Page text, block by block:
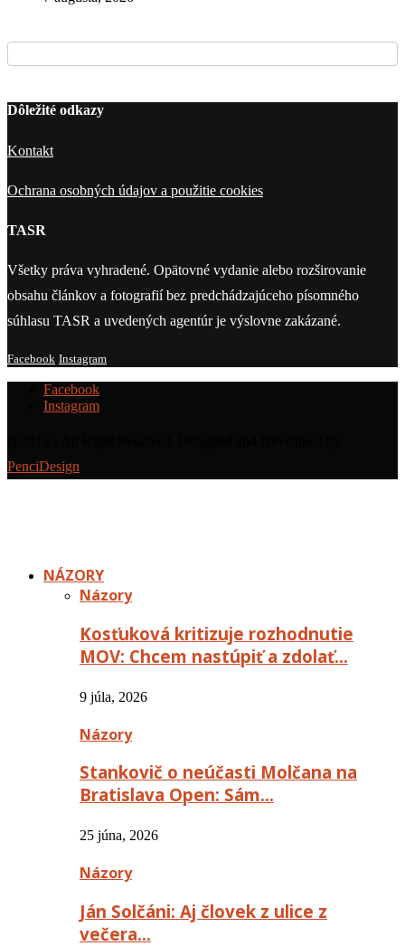
Dôležité odkazy
Kontakt
Ochrana osobných údajov a použitie cookies
TASR
Všetky práva vyhradené. Opätovné vydanie alebo rozširovanie
obsahu článkov a fotografií bez predchádzajúceho písomného
súhlasu TASR a uvedených agentúr je výslovne zakázané.
Facebook Instagram
Facebook
Instagram
PenciDesign
NÁZORY
Názory
Kosťuková kritizuje rozhodnutie
MOV: Chcem nastúpiť a zdolať…
9 júla, 2026
Názory
Stankovič o neúčasti Molčana na
Bratislava Open: Sám…
25 júna, 2026
Názory
Ján Solčáni: Aj človek z ulice z
večera…